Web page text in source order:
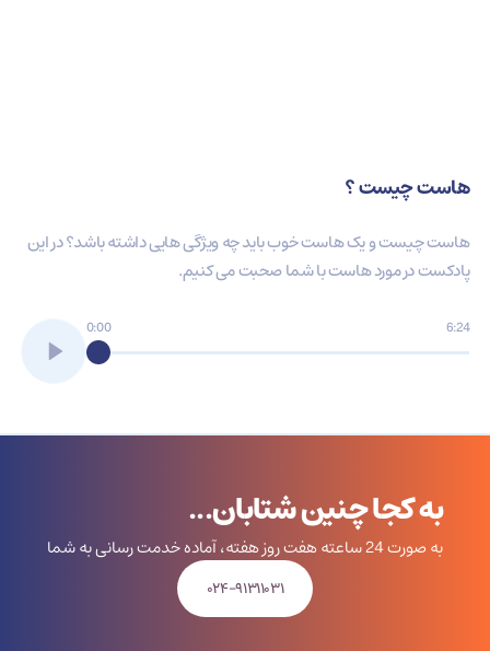
هاست چیست ؟
هاست چیست و یک هاست خوب باید چه ویژگی هایی داشته باشد؟ در این
پادکست در مورد هاست با شما صحبت می کنیم.
0:00 6:24
به کجا چنین شتابان...
به صورت 24 ساعته هفت روز هفته، آماده خدمت رسانی به شما
۰۲۴-۹۱۳۱۱۰۳۱